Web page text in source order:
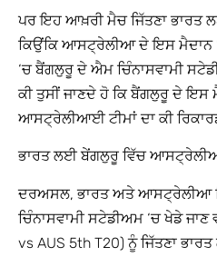
ਪਰ ਇਹ ਆਖ਼ਰੀ ਮੈਚ ਜਿੱਤਣਾ ਭਾਰਤ
ਕਿਉਂਕਿ ਆਸਟ੍ਰੇਲੀਆ ਦੇ ਇਸ ਮੈਦਾਨ
‘ਚ ਬੈਂਗਲੁਰੂ ਦੇ ਐਮ ਚਿੰਨਾਸਵਾਮੀ
ਕੀ ਤੁਸੀਂ ਜਾਣਦੇ ਹੋ ਕਿ ਬੈਂਗਲੁਰੂ ਦੇ ਇਸ
ਆਸਟ੍ਰੇਲੀਆਈ ਟੀਮਾਂ ਦਾ ਕੀ
ਭਾਰਤ ਲਈ ਬੇਂਗਲੁਰੂ ਵਿੱਚ ਆਸਟ੍ਰੇਲੀਆ
ਦਰਅਸਲ, ਭਾਰਤ ਅਤੇ ਆਸਟ੍ਰੇਲੀਆ
ਚਿੰਨਾਸਵਾਮੀ ਸਟੇਡੀਅਮ ‘ਚ ਖੇਡੇ
vs AUS 5th T20) ਨੂੰ ਜਿੱਤਣਾ